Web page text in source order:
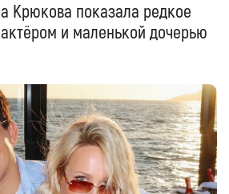
Крюкова показала редкое
и маленькой дочерью